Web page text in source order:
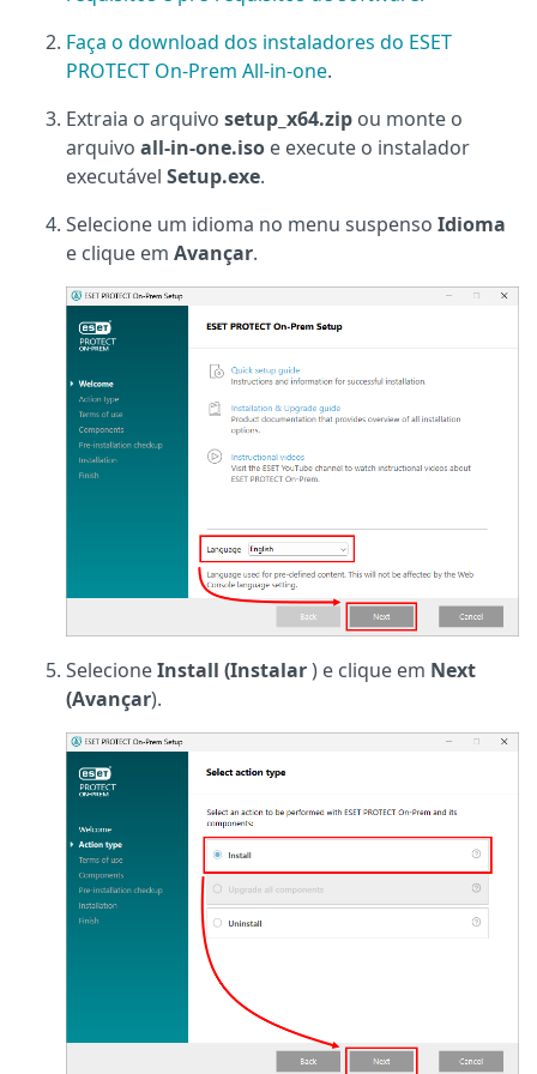
Faça o download dos instaladores do ESET
PROTECT On-Prem All-in-one.
Extraia o arquivo setup_x64.zip ou monte o
arquivo all-in-one.iso e execute o instalador
executável Setup.exe.
Selecione um idioma no menu suspenso Idioma
e clique em Avançar.
SelecioneInstall (Instalar) e clique em Next
(Avançar).